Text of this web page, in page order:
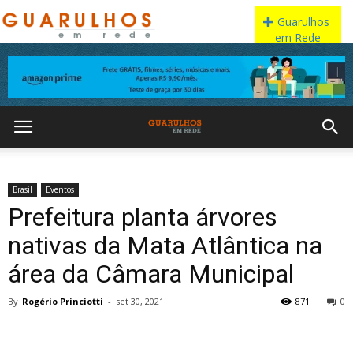
Brasil Eventos
Prefeitura planta árvores
nativas da Mata Atlântica na
área da Câmara Municipal
By Rogério Princiotti - set 30, 2021 0
871